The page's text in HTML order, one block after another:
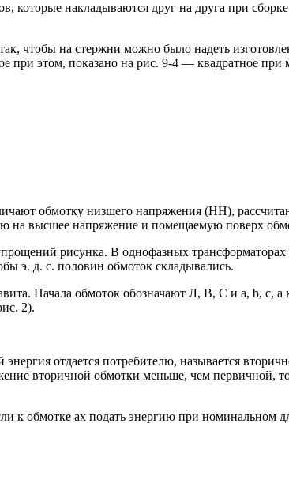
которые накладываются друг на друга при
чтобы на стержни можно было надеть
при этом, показано на рис. 9-4 — квадратное
обмотку низшего напряжения (НН),
высшее напряжение и помещаемую поверх
рисунка. В однофазных трансформаторах
э. д. с. половин обмоток складывались.
Начала обмоток обозначают Л, В, С и a, b,
2).
отдается потребителю, называется
вторичной обмотки меньше, чем первичной,
обмотке ах подать энергию при номинальном